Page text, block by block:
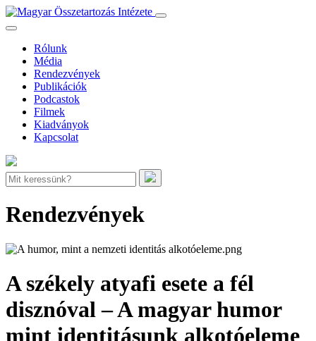
Rólunk
Média
Rendezvények
Publikációk
Podcastok
Filmek
Kiadványok
Kapcsolat
Rendezvények
A székely atyafi esete a fél
disznóval – A magyar humor
mint identitásunk alkotóeleme